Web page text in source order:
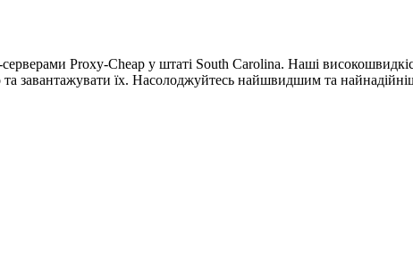
Proxy-Cheap у штаті South Carolina. Наші
завантажувати їх. Насолоджуйтесь найшвидшим та